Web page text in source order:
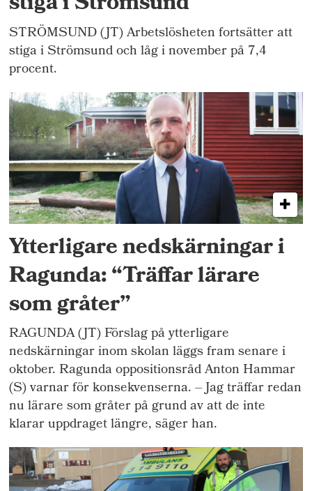
STRÖMSUND (JT) Arbetslösheten fortsätter att
stiga i Strömsund och låg i november på 7,4
procent.
Ytterligare nedskärningar i
Ragunda: “Träffar lärare
som gråter”
RAGUNDA (JT) Förslag på ytterligare
nedskärningar inom skolan läggs fram senare i
oktober. Ragunda oppositionsråd Anton Hammar
(S) varnar för konsekvenserna. – Jag träffar redan
nu lärare som gråter på grund av att de inte
klarar uppdraget längre, säger han.